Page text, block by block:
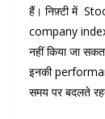
हैं। निफ़्टी में
company
नहीं किया जा
इनकी
समय पर बदलते